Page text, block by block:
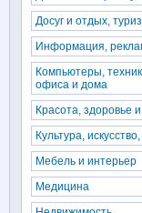
Досуг и отдых,
Информация,
Компьютеры,
офиса и дома
Красота, здоровье
Культура,
Мебель и интерьер
Медицина